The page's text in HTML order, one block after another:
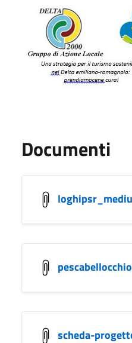
Documenti
scheda-